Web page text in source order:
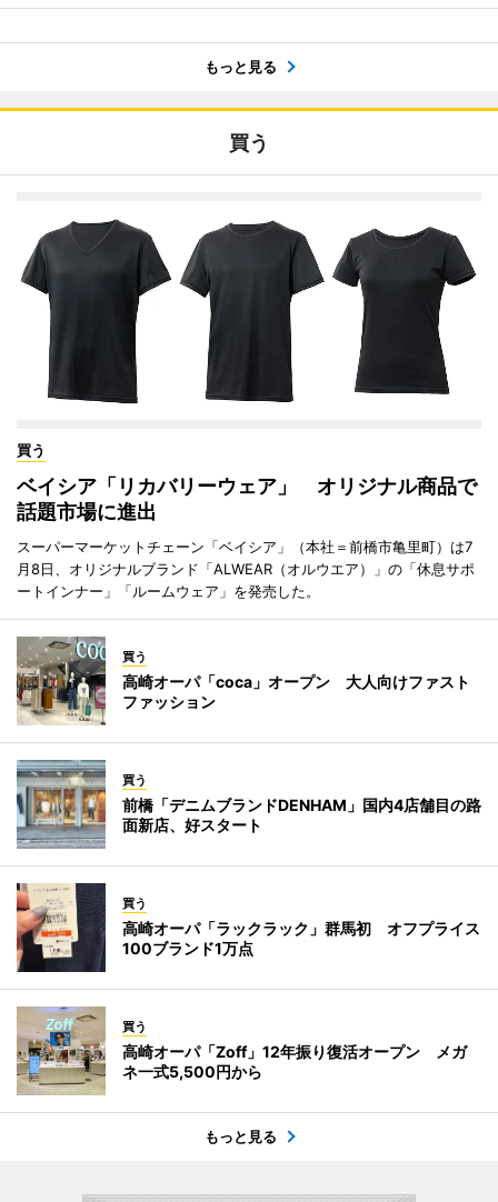
もっと見る
買う
買う
ベイシア「リカバリーウェア」 オリジナル商品で
話題市場に進出
スーパーマーケットチェーン「ベイシア」（本社＝前橋市亀里町）は7
月8日、オリジナルブランド「ALWEAR（オルウエア）」の「休息サポ
ートインナー」「ルームウェア」を発売した。
買う
高崎オーパ「coca」オープン 大人向けファスト
ファッション
買う
前橋「デニムブランドDENHAM」国内4店舗目の路
面新店、好スタート
買う
高崎オーパ「ラックラック」群馬初 オフプライス
100ブランド1万点
買う
高崎オーパ「Zoff」12年振り復活オープン メガ
ネ一式5,500円から
もっと見る